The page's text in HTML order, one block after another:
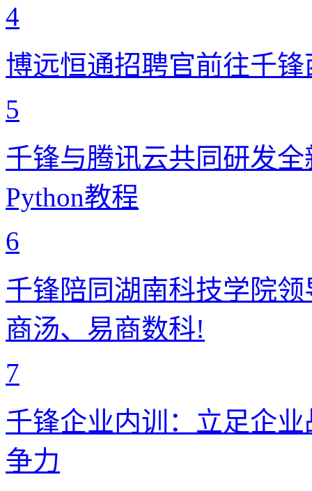
4
博远恒通招聘官前往千
5
千锋与腾讯云共同研发
Python教程
6
千锋陪同湖南科技学院
商汤、易商数科!
7
千锋企业内训：立足企
争力